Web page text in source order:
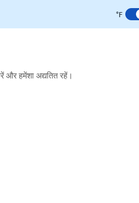
°F
हमेंशा अद्यतित रहें।